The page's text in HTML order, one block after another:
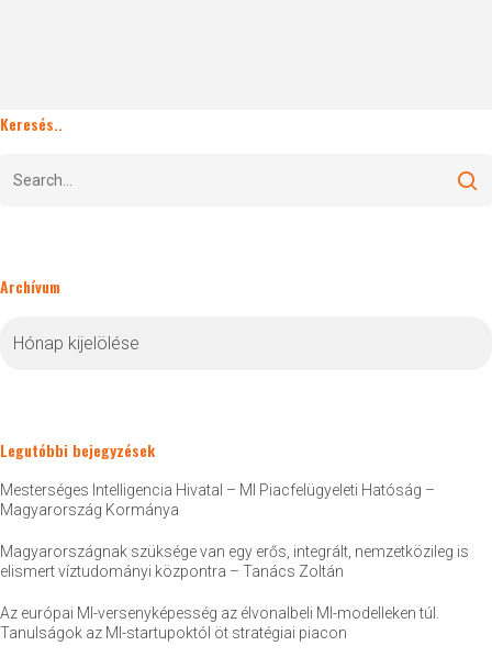
Keresés..
Archívum
Legutóbbi bejegyzések
Mesterséges Intelligencia Hivatal – MI Piacfelügyeleti Hatóság –
Magyarország Kormánya
Magyarországnak szüksége van egy erős, integrált, nemzetközileg is
elismert víztudományi központra – Tanács Zoltán
Az európai MI-versenyképesség az élvonalbeli MI-modelleken túl.
Tanulságok az MI-startupoktól öt stratégiai piacon